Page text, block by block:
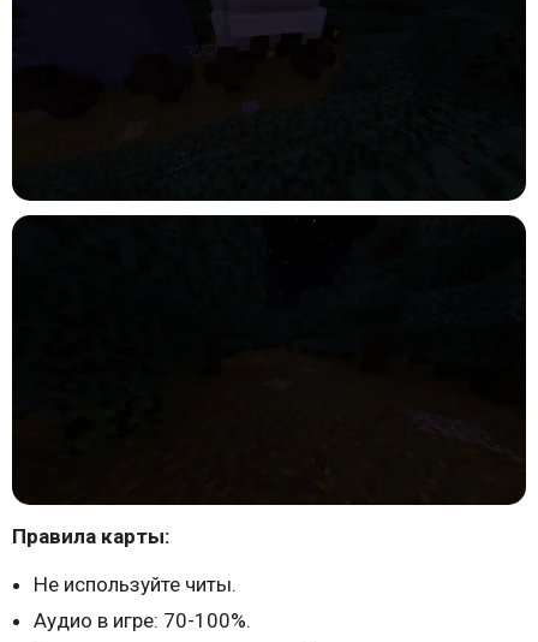
Правила карты:
Не используйте читы.
Аудио в игре: 70-100%.